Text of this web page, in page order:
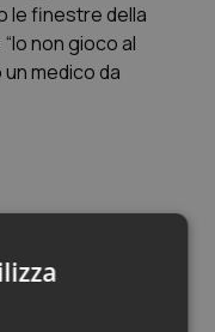
Ulcerosa
le finestre della
non gioco al
medico da